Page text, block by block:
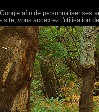
afin de personnaliser
site, vous acceptez l'utilisation